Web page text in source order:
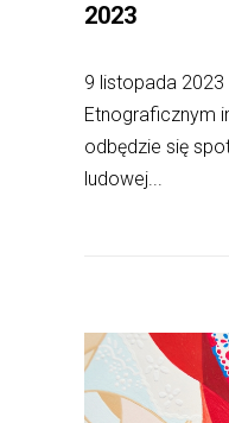
2023
9 listopada 2023
Etnograficznym
odbędzie się
ludowej...